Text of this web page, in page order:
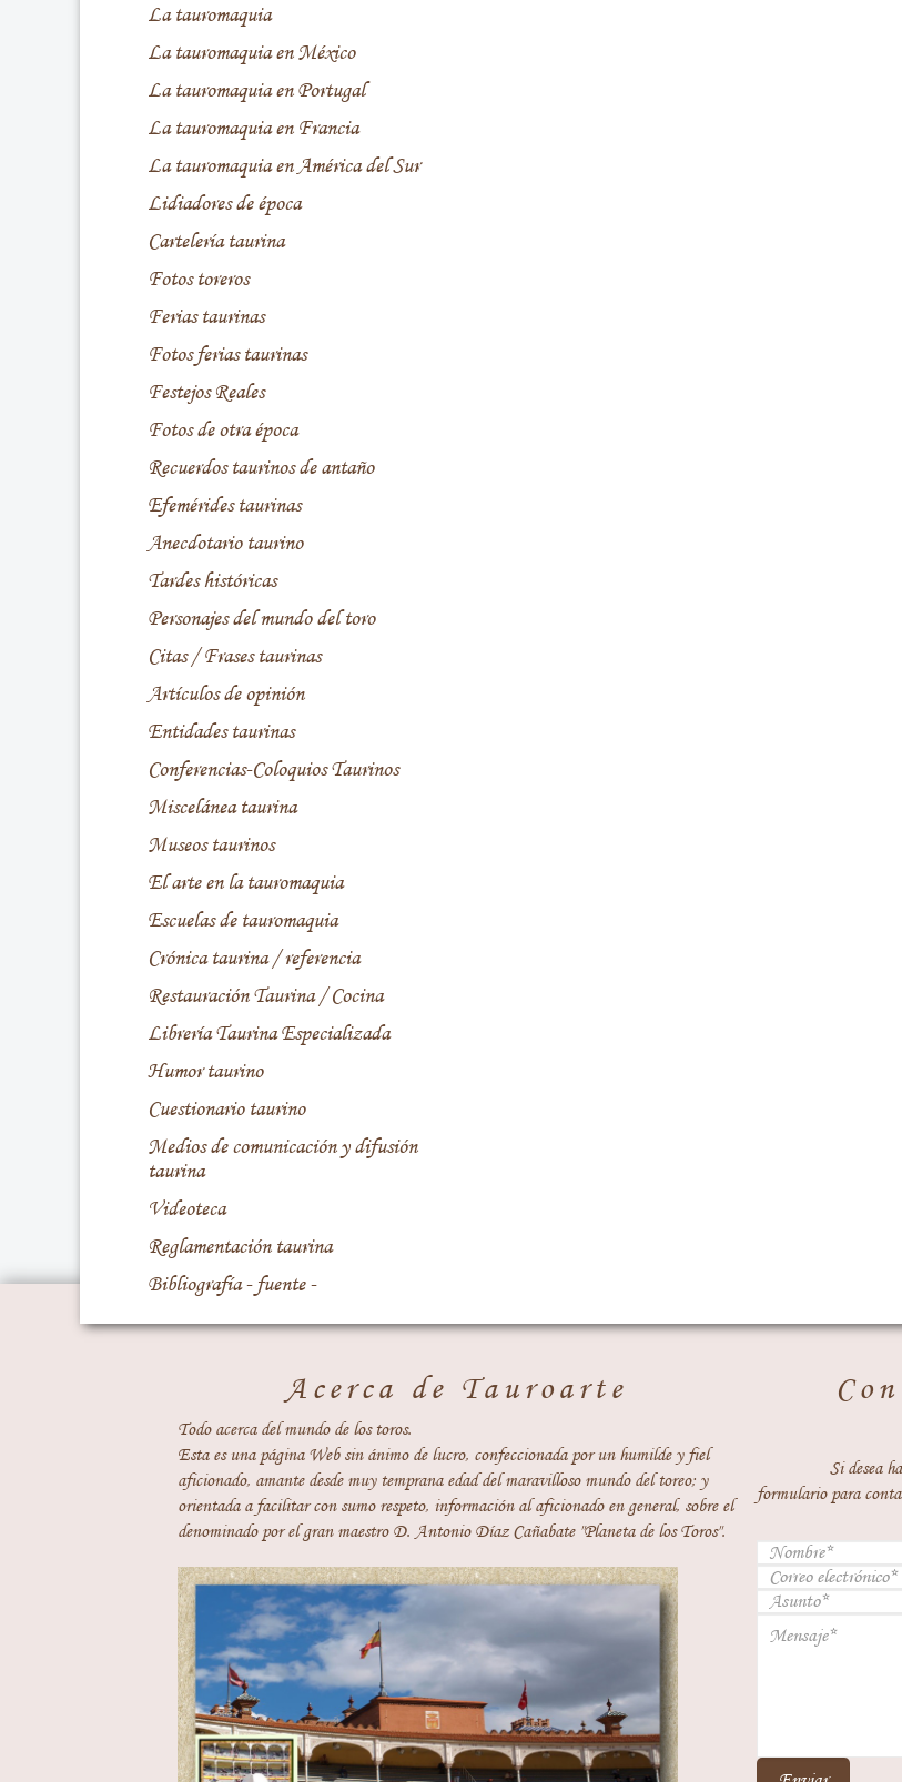
La tauromaquia
La tauromaquia en México
La tauromaquia en Portugal
La tauromaquia en Francia
La tauromaquia en América del Sur
Lidiadores de época
Cartelería taurina
Fotos toreros
Ferias taurinas
Fotos ferias taurinas
Festejos Reales
Fotos de otra época
Recuerdos taurinos de antaño
Efemérides taurinas
Anecdotario taurino
Tardes históricas
Personajes del mundo del toro
Citas / Frases taurinas
Artículos de opinión
Entidades taurinas
Conferencias-Coloquios Taurinos
Miscelánea taurina
Museos taurinos
El arte en la tauromaquia
Escuelas de tauromaquia
Crónica taurina / referencia
Restauración Taurina / Cocina
Librería Taurina Especializada
Humor taurino
Cuestionario taurino
Medios de comunicación y difusión
taurina
Videoteca
Reglamentación taurina
Bibliografía - fuente -
Acerca de Tauroarte
Todo acerca del mundo de los toros.
Esta es una página Web sin ánimo de lucro, confeccionada por un humilde y fiel
aficionado, amante desde muy temprana edad del maravilloso mundo del toreo; y
orientada a facilitar con sumo respeto, información al aficionado en general, sobre el
denominado por el gran maestro D. Antonio Díaz Cañabate "Planeta de los Toros".
Si desea
formulario para